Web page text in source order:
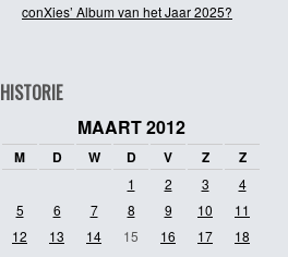
conXies’ Album van het Jaar 2025?
HISTORIE
MAART 2012
M D W D V Z Z
1 2 3
4
5
6 7 8 9 10
11
12
13 14 15 16 17
18